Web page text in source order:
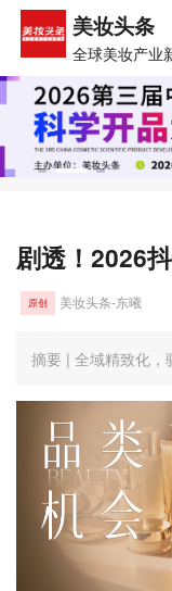
美妆头条
全球美妆产业
剧透！2026
原创 美妆头条-东曦
摘要 | 全域精致化，